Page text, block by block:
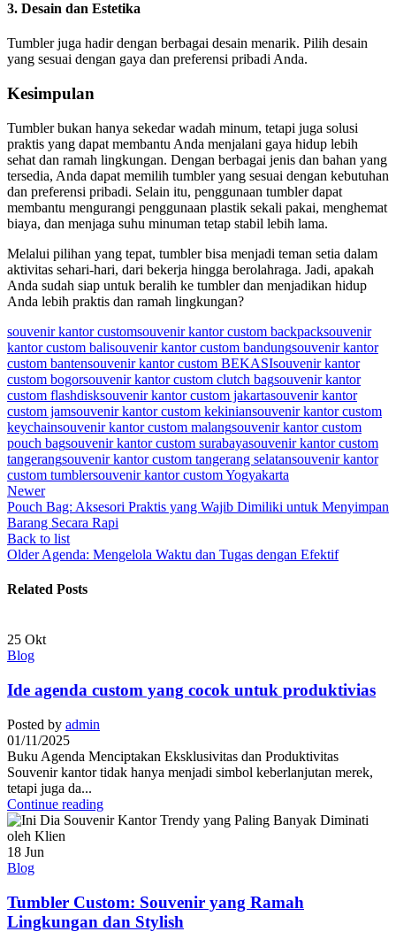
3. Desain dan Estetika
Tumbler juga hadir dengan berbagai desain menarik. Pilih desain
yang sesuai dengan gaya dan preferensi pribadi Anda.
Kesimpulan
Tumbler bukan hanya sekedar wadah minum, tetapi juga solusi
praktis yang dapat membantu Anda menjalani gaya hidup lebih
sehat dan ramah lingkungan. Dengan berbagai jenis dan bahan yang
tersedia, Anda dapat memilih tumbler yang sesuai dengan kebutuhan
dan preferensi pribadi. Selain itu, penggunaan tumbler dapat
membantu mengurangi penggunaan plastik sekali pakai, menghemat
biaya, dan menjaga suhu minuman tetap stabil lebih lama.
Melalui pilihan yang tepat, tumbler bisa menjadi teman setia dalam
aktivitas sehari-hari, dari bekerja hingga berolahraga. Jadi, apakah
Anda sudah siap untuk beralih ke tumbler dan menjadikan hidup
Anda lebih praktis dan ramah lingkungan?
souvenir kantor customsouvenir kantor custom backpacksouvenir
kantor custom balisouvenir kantor custom bandungsouvenir kantor
custom bantensouvenir kantor custom BEKASIsouvenir kantor
custom bogorsouvenir kantor custom clutch bagsouvenir kantor
custom flashdisksouvenir kantor custom jakartasouvenir kantor
custom jamsouvenir kantor custom kekiniansouvenir kantor custom
keychainsouvenir kantor custom malangsouvenir kantor custom
pouch bagsouvenir kantor custom surabayasouvenir kantor custom
tangerangsouvenir kantor custom tangerang selatansouvenir kantor
custom tumblersouvenir kantor custom Yogyakarta
Newer
Pouch Bag: Aksesori Praktis yang Wajib Dimiliki untuk Menyimpan
Barang Secara Rapi
Back to list
Older Agenda: Mengelola Waktu dan Tugas dengan Efektif
Related Posts
25 Okt
Blog
Ide agenda custom yang cocok untuk produktivias
Posted by admin
01/11/2025
Buku Agenda Menciptakan Eksklusivitas dan Produktivitas
Souvenir kantor tidak hanya menjadi simbol keberlanjutan merek,
tetapi juga da...
Continue reading
18 Jun
Blog
Tumbler Custom: Souvenir yang Ramah
Lingkungan dan Stylish